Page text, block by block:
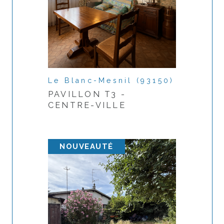
j'ai pris connaissance de la politique de
confidentialité et des informations relatives au
traitement de mes données personnelles **
* Champs obligatoires
Envoyer
Les informations recueillies sur ce formulaire sont enregistrées
dans un fichier informatisé par La Boite Immo agissant comme
Sous-traitant du traitement pour la gestion de la
clientèle/prospects de l'Agence / du Réseau qui reste
Responsable du Traitement de vos Données personnelles. La
base légale du traitement repose sur l'intérêt légitime de
l'Agence / du Réseau. Elles sont conservées jusqu'à demande
de suppression et sont destinées à l'Agence / au Réseau.
Conformément à la loi « informatique et libertés », vous
disposez des droits d’accès, de rectification, d’effacement,
Le Blanc-Mesnil (93150)
PAVILLON T3 -
CENTRE-VILLE
NOUVEAUTÉ